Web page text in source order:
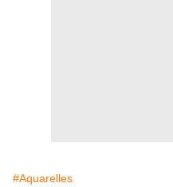
#Aquarelles